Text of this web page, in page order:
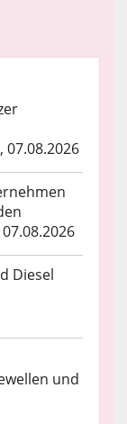
Diesel
und